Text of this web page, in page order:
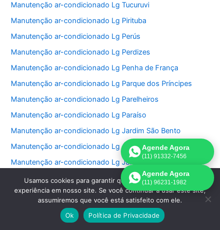
Manutenção ar-condicionado Lg Tucuruvi
Manutenção ar-condicionado Lg Pirituba
Manutenção ar-condicionado Lg Perús
Manutenção ar-condicionado Lg Perdizes
Manutenção ar-condicionado Lg Penha de França
Manutenção ar-condicionado Lg Parque dos Príncipes
Manutenção ar-condicionado Lg Parelheiros
Manutenção ar-condicionado Lg Paraíso
Manutenção ar-condicionado Lg Jardim São Bento
Manutenção ar-condicionado Lg Jardim Paulistano
Manutenção ar-condicionado Lg Jardim Paulista
Manutenção ar-condicionado Lg Jardim Morumbi
Manutenção ar-condicionado Lg Jardim Fonte do Morumbi
Manutenção ar-condicionado Lg Jardim Europa
Manutenção ar-condicionado Lg Jardim das Perdizes
Agende Agora
(11) 91332-7456
Agende Agora
(11) 96231-1982
Usamos cookies para garantir que oferecemos a melhor
experiência em nosso site. Se você continuar a usar este site,
assumiremos que você está satisfeito com ele.
Ok
Política de Privacidade